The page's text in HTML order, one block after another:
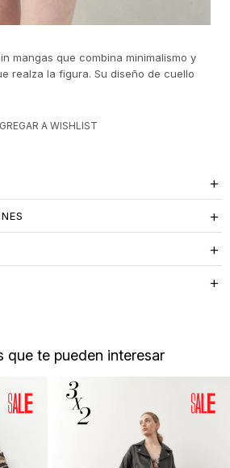
mangas que combina minimalismo y
realza la figura. Su diseño de cuello
estructurados aporta presencia,
que te pueden interesar